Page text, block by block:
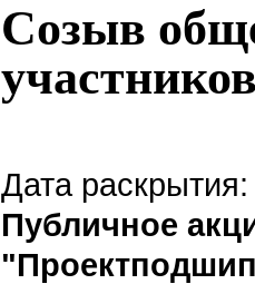
Созыв
Дата
Публичное